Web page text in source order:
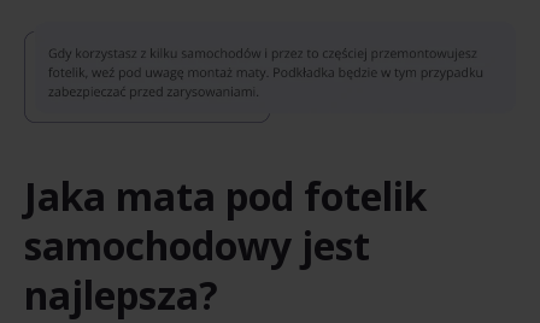
Jaka mata pod fotelik
samochodowy jest
najlepsza?